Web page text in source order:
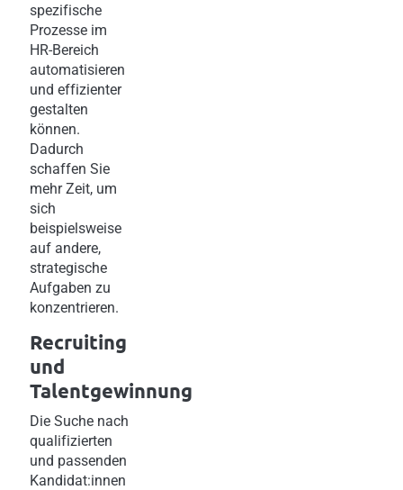
spezifische
Prozesse im
HR-Bereich
automatisieren
und effizienter
gestalten
können.
Dadurch
schaffen Sie
mehr Zeit, um
sich
beispielsweise
auf andere,
strategische
Aufgaben zu
konzentrieren.
Recruiting
und
Talentgewinnung
Die Suche nach
qualifizierten
und passenden
Kandidat:innen